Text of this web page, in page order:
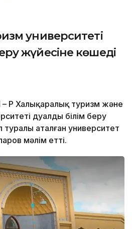
университеті
жүйесіне көшеді
ҚР Халықаралық туризм және
дуалды білім беру
аталған университет
мәлім етті.